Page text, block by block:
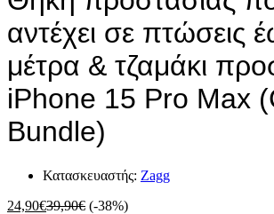
αντέχει σε πτώσεις
μέτρα & τζαμάκι
iPhone 15 Pro Max
Bundle)
Κατασκευαστής: Zagg
24,90€39,90€ (-38%)